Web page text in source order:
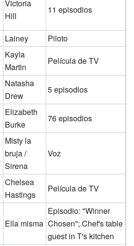
Victoria
Hill
11 episodios
Lainey
Piloto
Kayla
Martin
Película de TV
Natasha
Drew
5 episodios
Elizabeth
Burke
76 episodios
Misty la
bruja /
Sirena
Voz
Chelsea
Hastings
Película de TV
Ella misma
Episodio: "Winner
Chosen"; Chef's table
guest in T's kitchen